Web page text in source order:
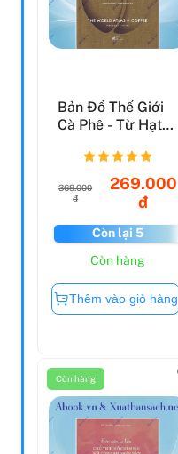
Bản Đồ Thế Giới
Cà Phê - Từ Hạt
Khám...
369.000
đ
269.000
đ
Còn lại 5
Còn hàng
Thêm vào giỏ hàng
Còn hàng